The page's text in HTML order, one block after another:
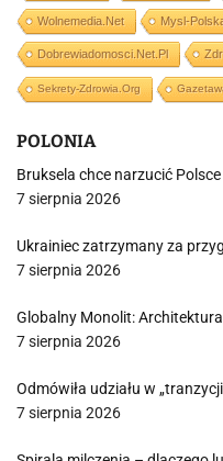
Wolnemedia.net Mysl-
Dobrewiadomosci.net.pl
Sekrety-Zdrowia.org
POLONIA
Bruksela chce narzucić
7 sierpnia 2026
Ukrainiec zatrzymany za
7 sierpnia 2026
Globalny Monolit:
7 sierpnia 2026
Odmówiła udziału w
7 sierpnia 2026